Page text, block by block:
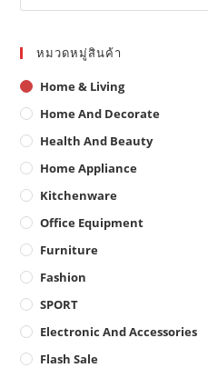
หมวดหมู่สินค้า
Home & Living
Home And Decorate
Health And Beauty
Home Appliance
Kitchenware
Office Equipment
Furniture
Fashion
SPORT
Electronic And Accessories
Flash Sale